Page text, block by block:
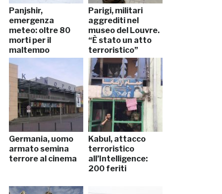
Panjshir,
emergenza
meteo: oltre 80
morti per il
maltempo
Parigi, militari
aggrediti nel
museo del Louvre.
“È stato un atto
terroristico”
Germania, uomo
armato semina
terrore al cinema
Kabul, attacco
terroristico
all’Intelligence:
200 feriti